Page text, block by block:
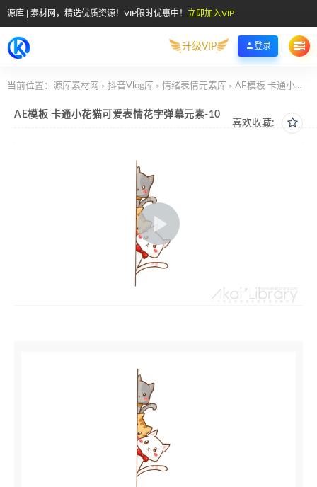
源库 | 素材网，精选优质资源！VIP限时优惠中！ 立即加入VIP
升级VIP 登录
当前位置： 源库素材网 > 抖音Vlog库 > 情绪表情元素库 > AE模板 卡通小花猫可爱表情花字弹幕元素-10
喜欢收藏:
AE模板 卡通小花猫可爱表情花字弹幕元素-10